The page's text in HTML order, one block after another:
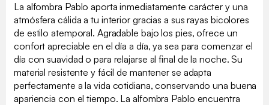
La alfombra Pablo aporta inmediatamente carácter y una
atmósfera cálida a tu interior gracias a sus rayas bicolores
de estilo atemporal. Agradable bajo los pies, ofrece un
confort apreciable en el día a día, ya sea para comenzar el
día con suavidad o para relajarse al final de la noche. Su
material resistente y fácil de mantener se adapta
perfectamente a la vida cotidiana, conservando una buena
apariencia con el tiempo. La alfombra Pablo encuentra